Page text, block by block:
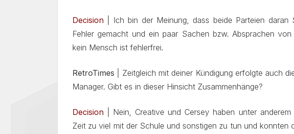
Decision | Ich bin der Meinung, dass beide Parteien daran
Fehler gemacht und ein paar Sachen bzw. Absprachen
kein Mensch ist fehlerfrei.
RetroTimes | Zeitgleich mit deiner Kündigung erfolgte auch
Manager. Gibt es in dieser Hinsicht Zusammenhänge?
Decision | Nein, Creative und Cersey haben unter
Zeit zu viel mit der Schule und sonstigen zu tun und konnten